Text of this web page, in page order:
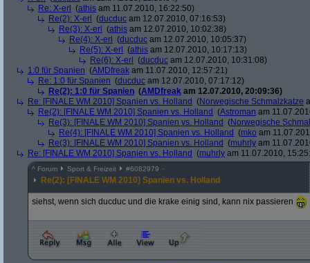
Re: X-erl
(athis am 11.07.2010, 16:22:50)
Re(2): X-erl
(ducduc am 12.07.2010, 07:16:53)
Re(3): X-erl
(athis am 12.07.2010, 10:02:38)
Re(4): X-erl
(ducduc am 12.07.2010, 10:05:37)
Re(5): X-erl
(athis am 12.07.2010, 10:17:13)
Re(6): X-erl
(ducduc am 12.07.2010, 10:31:08)
1:0 für Spanien (AMDfreak am 11.07.2010, 12:57:21)
Re: 1:0 für Spanien (ducduc am 12.07.2010, 07:17:12)
Re(2): 1:0 für Spanien (AMDfreak am 12.07.2010, 20:09:36)
Re: [FINALE WM 2010] Spanien vs. Holland (Norwegische Schmalzkatze
Re(2): [FINALE WM 2010] Spanien vs. Holland (Astroman am
Re(3): [FINALE WM 2010] Spanien vs. Holland (Norwegische
Re(4): [FINALE WM 2010] Spanien vs. Holland (mko am
Re(3): [FINALE WM 2010] Spanien vs. Holland (muhrly am
Re: [FINALE WM 2010] Spanien vs. Holland (muhrly am 11.07.2010,
^ Forum Sport & Freizeit #6082979
Re(2): [FINALE WM 2010] Spanien vs. Holland
siehst, wenn sich ducduc und die krake einig sind, kann nix passieren